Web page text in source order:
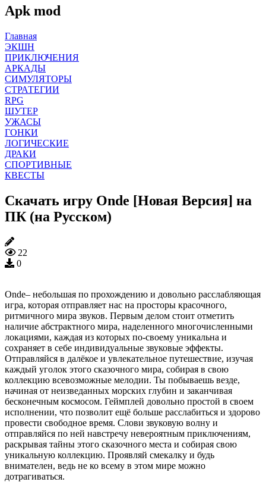
Apk mod
Главная
ЭКШН
ПРИКЛЮЧЕНИЯ
АРКАДЫ
СИМУЛЯТОРЫ
СТРАТЕГИИ
RPG
ШУТЕР
УЖАСЫ
ГОНКИ
ЛОГИЧЕСКИЕ
ДРАКИ
СПОРТИВНЫЕ
КВЕСТЫ
Скачать игру Onde [Новая Версия] на
ПК (на Русском)
22
0
Onde– небольшая по прохождению и довольно расслабляющая
игра, которая отправляет нас на просторы красочного,
ритмичного мира звуков. Первым делом стоит отметить
наличие абстрактного мира, наделенного многочисленными
локациями, каждая из которых по-своему уникальна и
сохраняет в себе индивидуальные звуковые эффекты.
Отправляйся в далёкое и увлекательное путешествие, изучая
каждый уголок этого сказочного мира, собирая в свою
коллекцию всевозможные мелодии. Ты побываешь везде,
начиная от неизведанных морских глубин и заканчивая
бесконечным космосом. Геймплей довольно простой в своем
исполнении, что позволит ещё больше расслабиться и здорово
провести свободное время. Слови звуковую волну и
отправляйся по ней навстречу невероятным приключениям,
раскрывая тайны этого сказочного места и собирая свою
уникальную коллекцию. Проявляй смекалку и будь
внимателен, ведь не ко всему в этом мире можно
дотрагиваться.